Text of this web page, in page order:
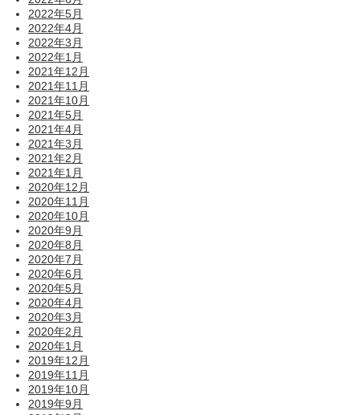
2022年5月
2022年4月
2022年3月
2022年1月
2021年12月
2021年11月
2021年10月
2021年5月
2021年4月
2021年3月
2021年2月
2021年1月
2020年12月
2020年11月
2020年10月
2020年9月
2020年8月
2020年7月
2020年6月
2020年5月
2020年4月
2020年3月
2020年2月
2020年1月
2019年12月
2019年11月
2019年10月
2019年9月